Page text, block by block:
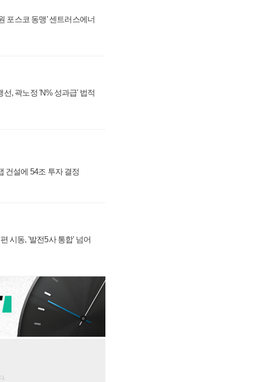
포스코 동맹' 센트러스에너
, 곽노정 'N% 성과급' 법적
건설에 54조 투자 결정
시동, '발전5사 통합' 넘어
.